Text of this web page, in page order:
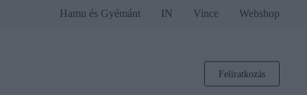
Hamu és Gyémánt IN Vince Webshop
Feliratkozás